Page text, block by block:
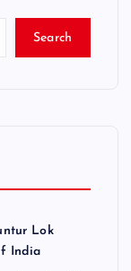
Search
Lok
India